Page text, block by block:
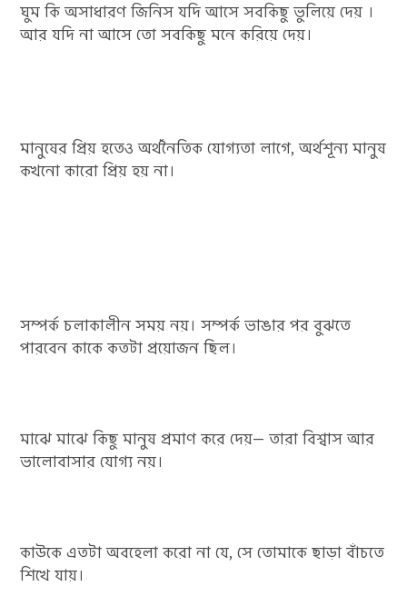
ঘুম কি অসাধারণ জিনিস যদি আসে সবকিছু ভুলিয়ে দেয় ।
আর যদি না আসে তো সবকিছু মনে করিয়ে দেয়।
মানুষের প্রিয় হতেও অর্থনৈতিক যোগ্যতা লাগে, অর্থশূন্য মানুষ
কখনো কারো প্রিয় হয় না।
সম্পর্ক চলাকালীন সময় নয়। সম্পর্ক ভাঙার পর বুঝতে
পারবেন কাকে কতটা প্রয়োজন ছিল।
মাঝে মাঝে কিছু মানুষ প্রমাণ করে দেয়— তারা বিশ্বাস আর
ভালোবাসার যোগ্য নয়।
কাউকে এতটা অবহেলা করো না যে, সে তোমাকে ছাড়া বাঁচতে
শিখে যায়।